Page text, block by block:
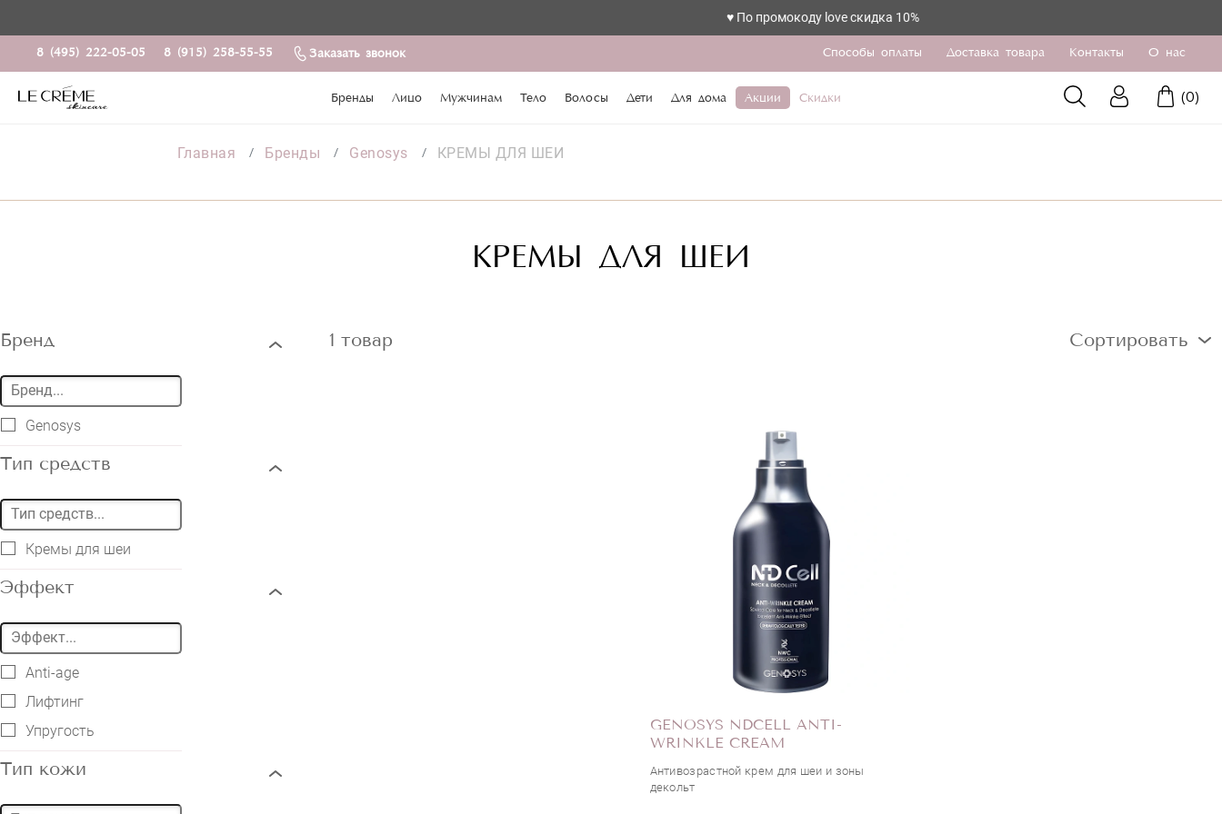
♥️ По промокоду love скидка 10%
8 (495) 222-05-05 8 (915) 258-55-55 Заказать звонок Способы оплаты Доставка товара Контакты О нас
Бренды Лицо Мужчинам Тело Волосы Дети Для дома Акции Скидки (0)
Главная Бренды Genosys КРЕМЫ ДЛЯ ШЕИ
КРЕМЫ ДЛЯ ШЕИ
Бренд
Genosys
Тип средств
Кремы для шеи
Эффект
Anti-age
Лифтинг
Упругость
Тип кожи
1 товар Сортировать
GENOSYS NDCELL ANTI-
WRINKLE CREAM
Антивозрастной крем для шеи и зоны
декольт